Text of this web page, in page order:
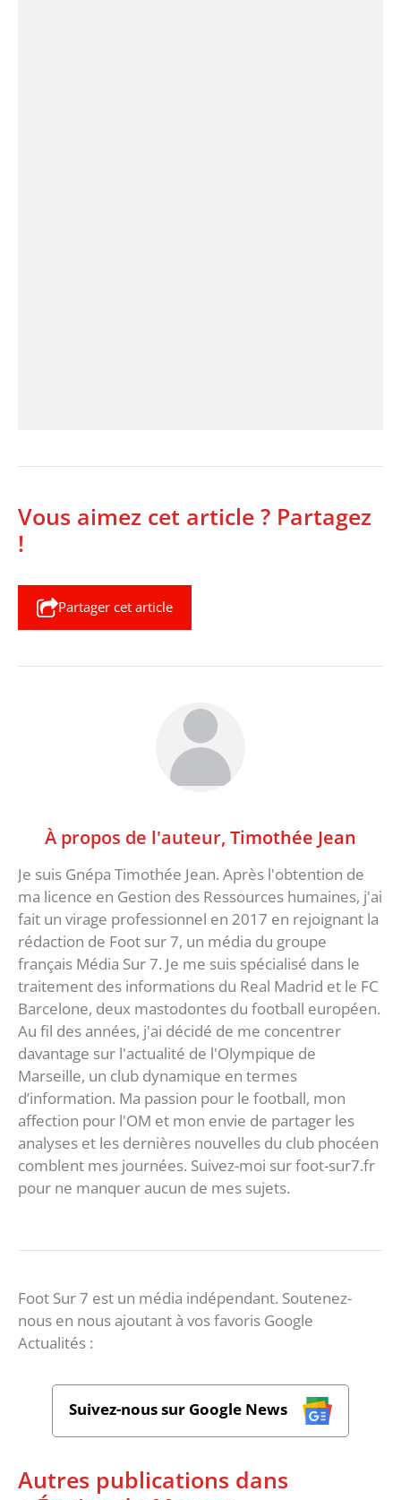
Vous aimez cet article ? Partagez
!
Partager cet article
À propos de l'auteur, Timothée Jean
Je suis Gnépa Timothée Jean. Après l'obtention de
ma licence en Gestion des Ressources humaines, j'ai
fait un virage professionnel en 2017 en rejoignant la
rédaction de Foot sur 7, un média du groupe
français Média Sur 7. Je me suis spécialisé dans le
traitement des informations du Real Madrid et le FC
Barcelone, deux mastodontes du football européen.
Au fil des années, j'ai décidé de me concentrer
davantage sur l'actualité de l'Olympique de
Marseille, un club dynamique en termes
d’information. Ma passion pour le football, mon
affection pour l'OM et mon envie de partager les
analyses et les dernières nouvelles du club phocéen
comblent mes journées. Suivez-moi sur foot-sur7.fr
pour ne manquer aucun de mes sujets.
Foot Sur 7 est un média indépendant. Soutenez-
nous en nous ajoutant à vos favoris Google
Actualités :
Suivez-nous sur Google News
Autres publications dans